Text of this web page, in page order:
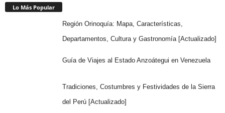
Lo Más Popular
Región Orinoquía: Mapa, Características,
Departamentos, Cultura y Gastronomía [Actualizado]
Guía de Viajes al Estado Anzoátegui en Venezuela
Tradiciones, Costumbres y Festividades de la Sierra
del Perú [Actualizado]